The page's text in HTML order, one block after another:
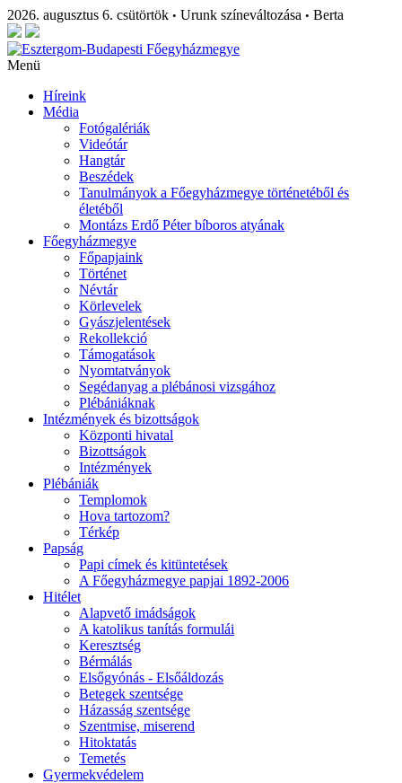
2026. augusztus 6. csütörtök • Urunk színeváltozása • Berta
Menü
Híreink
Média
Fotógalériák
Videótár
Hangtár
Beszédek
Tanulmányok a Főegyházmegye történetéből és
életéből
Montázs Erdő Péter bíboros atyának
Főegyházmegye
Főpapjaink
Történet
Névtár
Körlevelek
Gyászjelentések
Rekollekció
Támogatások
Nyomtatványok
Segédanyag a plébánosi vizsgához
Plébániáknak
Intézmények és bizottságok
Központi hivatal
Bizottságok
Intézmények
Plébániák
Templomok
Hova tartozom?
Térkép
Papság
Papi címek és kitüntetések
A Főegyházmegye papjai 1892-2006
Hitélet
Alapvető imádságok
A katolikus tanítás formulái
Keresztség
Bérmálás
Elsőgyónás - Elsőáldozás
Betegek szentsége
Házasság szentsége
Szentmise, miserend
Hitoktatás
Temetés
Gyermekvédelem